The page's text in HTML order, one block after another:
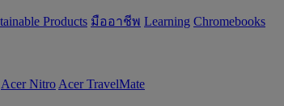
Products มืออาชีพ ‌Learning Chromebooks
Acer Nitro Acer TravelMate